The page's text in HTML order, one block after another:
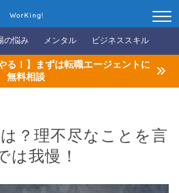
WorKing!
の悩み メンタル ビジネススキル
る！】まずは転職エージェントに
無料相談
？理不尽なことを言
は我慢！